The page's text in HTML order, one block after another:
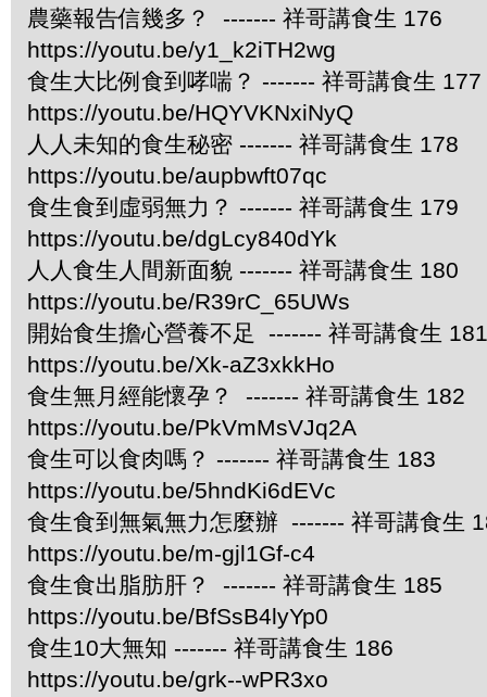
農藥報告信幾多？ ------- 祥哥講食生 176
https://youtu.be/y1_k2iTH2wg
食生大比例食到哮喘？ ------- 祥哥講食生 177
https://youtu.be/HQYVKNxiNyQ
人人未知的食生秘密 ------- 祥哥講食生 178
https://youtu.be/aupbwft07qc
食生食到虛弱無力？ ------- 祥哥講食生 179
https://youtu.be/dgLcy840dYk
人人食生人間新面貌 ------- 祥哥講食生 180
https://youtu.be/R39rC_65UWs
開始食生擔心營養不足 ------- 祥哥講食生 181
https://youtu.be/Xk-aZ3xkkHo
食生無月經能懷孕？ ------- 祥哥講食生 182
https://youtu.be/PkVmMsVJq2A
食生可以食肉嗎？ ------- 祥哥講食生 183
https://youtu.be/5hndKi6dEVc
食生食到無氣無力怎麼辦 ------- 祥哥講食生
https://youtu.be/m-gjl1Gf-c4
食生食出脂肪肝？ ------- 祥哥講食生 185
https://youtu.be/BfSsB4lyYp0
食生10大無知 ------- 祥哥講食生 186
https://youtu.be/grk--wPR3xo